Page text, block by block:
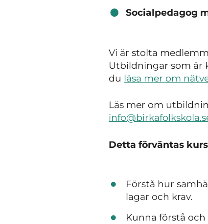
Socialpedagog
Vi är stolta
Utbildningar som är
du läsa mer om
Läs mer om
Detta förväntas
Förstå hur
lagar och krav.
Kunna förstå